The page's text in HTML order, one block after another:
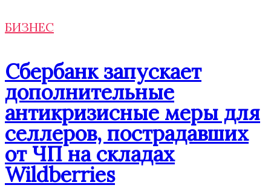
БИЗНЕС
Сбербанк запускает
дополнительные
антикризисные меры для
селлеров, пострадавших
от ЧП на складах
Wildberries